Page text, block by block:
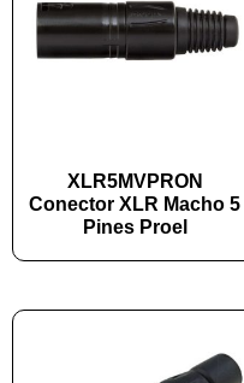
XLR5MVPRON
Conector XLR Macho 5
Pines Proel